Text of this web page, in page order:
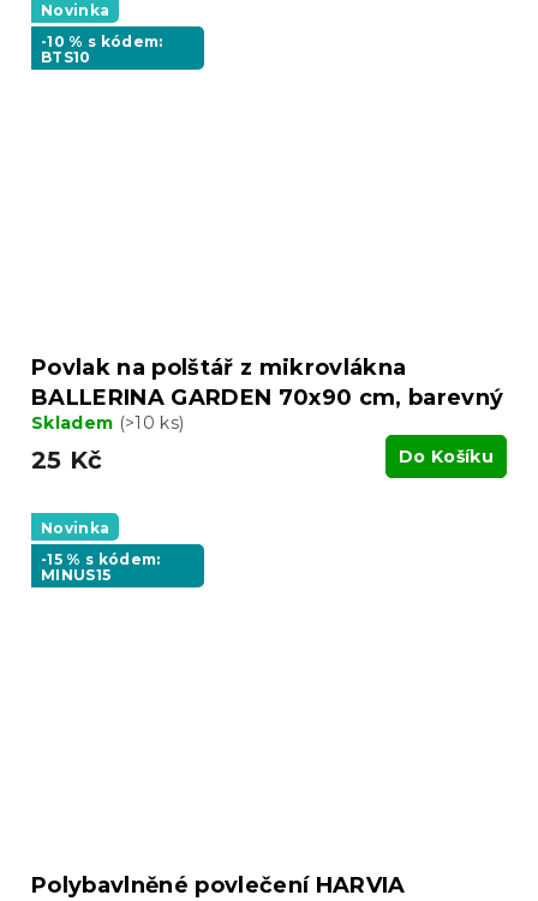
Novinka
-10 % s kódem:
BTS10
Povlak na polštář z mikrovlákna
BALLERINA GARDEN 70x90 cm, barevný
Skladem (>10 ks)
25 Kč Do Košíku
Novinka
-15 % s kódem:
MINUS15
Polybavlněné povlečení HARVIA